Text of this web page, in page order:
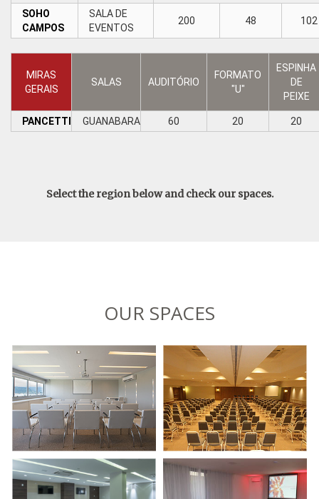
SOHO
CAMPOS
SALA DE
EVENTOS
200 48 102
MIRAS
GERAIS
SALAS AUDITÓRIO
FORMATO
"U"
ESPINHA
DE
PEIXE
PANCETTI GUANABARA 60 20 20
Select the region below and check our spaces.
OUR SPACES